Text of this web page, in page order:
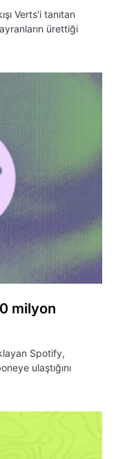
Verts'i tanıtan
ürettiği
milyon
Spotify,
ulaştığını